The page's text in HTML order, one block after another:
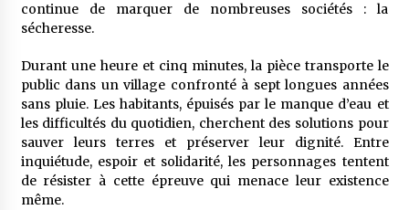
5 ans ago
continue de marquer de nombreuses sociétés : la
sécheresse.
Durant une heure et cinq minutes, la pièce transporte le
public dans un village confronté à sept longues années
sans pluie. Les habitants, épuisés par le manque d’eau et
les difficultés du quotidien, cherchent des solutions pour
sauver leurs terres et préserver leur dignité. Entre
inquiétude, espoir et solidarité, les personnages tentent
de résister à cette épreuve qui menace leur existence
même.